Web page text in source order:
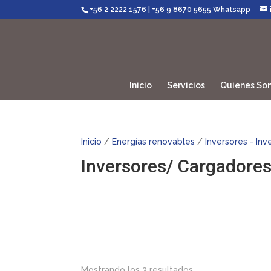
+56 2 2222 1576 +56 9 8670 5655 Whatsapp
Inicio Servicios Quienes
Inicio / Energías renovables / Inversores -
Inversores/